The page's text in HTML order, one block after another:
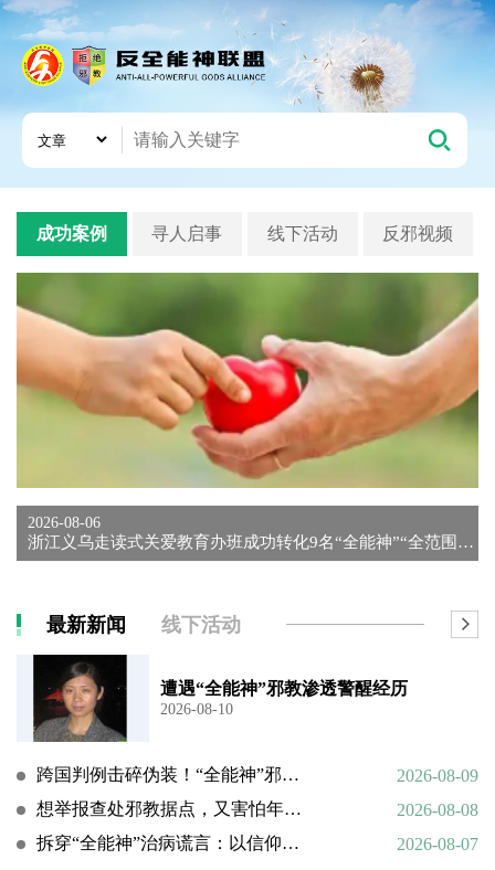
成功案例 寻人启事 线下活动 反邪视频
2026-08-06
浙江义乌走读式关爱教育办班成功转化9名“全能神”“全范围教会...
最新新闻 线下活动
遭遇“全能神”邪教渗透警醒经历
2026-08-10
跨国判例击碎伪装！“全能神”邪教谎言彻底败露
2026-08-09
想举报查处邪教据点，又害怕年迈的父母心理难以承受
2026-08-08
拆穿“全能神”治病谎言：以信仰绑架生命，以洗脑延误治疗
2026-08-07